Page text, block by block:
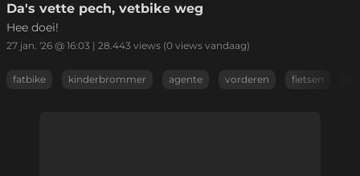
Link kopiëren
Da's vette pech, vetbike weg
Hee doei!
27 jan. '26 @ 16:03 | 28.443 views (0 views vandaag)
fatbike kinderbrommer agente vorderen fietsen